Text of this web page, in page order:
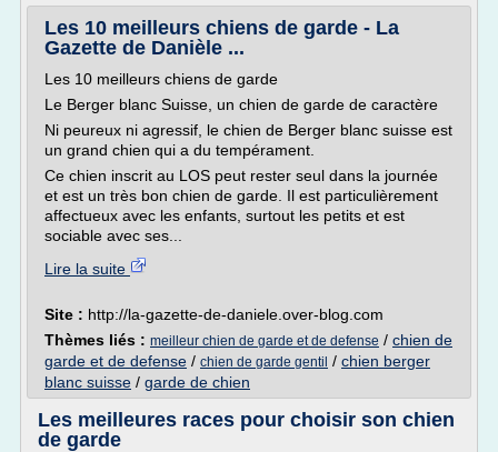
Les 10 meilleurs chiens de garde - La
Gazette de Danièle ...
Les 10 meilleurs chiens de garde
Le Berger blanc Suisse, un chien de garde de caractère
Ni peureux ni agressif, le chien de Berger blanc suisse est
un grand chien qui a du tempérament.
Ce chien inscrit au LOS peut rester seul dans la journée
et est un très bon chien de garde. Il est particulièrement
affectueux avec les enfants, surtout les petits et est
sociable avec ses...
Lire la suite
Site : http://la-gazette-de-daniele.over-blog.com
Thèmes liés : meilleur chien de garde et de defense / chien de
garde et de defense / chien de garde gentil / chien berger
blanc suisse / garde de chien
Les meilleures races pour choisir son chien
de garde